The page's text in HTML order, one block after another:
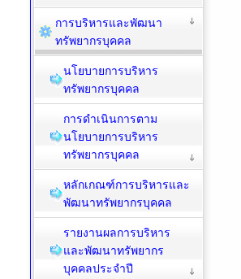
การบริหารและพัฒนา
ทรัพยากรบุคคล
นโยบายการบริหาร
ทรัพยากรบุคคล
การดำเนินการตาม
นโยบายการบริหาร
ทรัพยากรบุคคล
หลักเกณฑ์การบริหารและ
พัฒนาทรัพยากรบุคคล
รายงานผลการบริหาร
และพัฒนาทรัพยากร
บุคคลประจำปี